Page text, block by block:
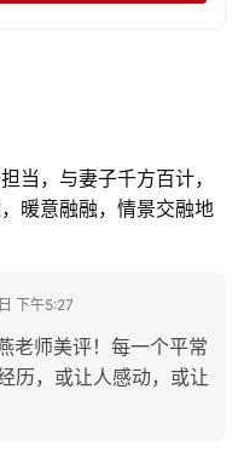
当，与妻子千方百计，
暖意融融，情景交融地
下午5:27
老师美评！每一个平常
历，或让人感动，或让